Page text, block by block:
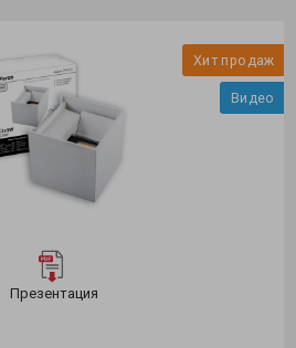
Хит продаж
Видео
Презентация